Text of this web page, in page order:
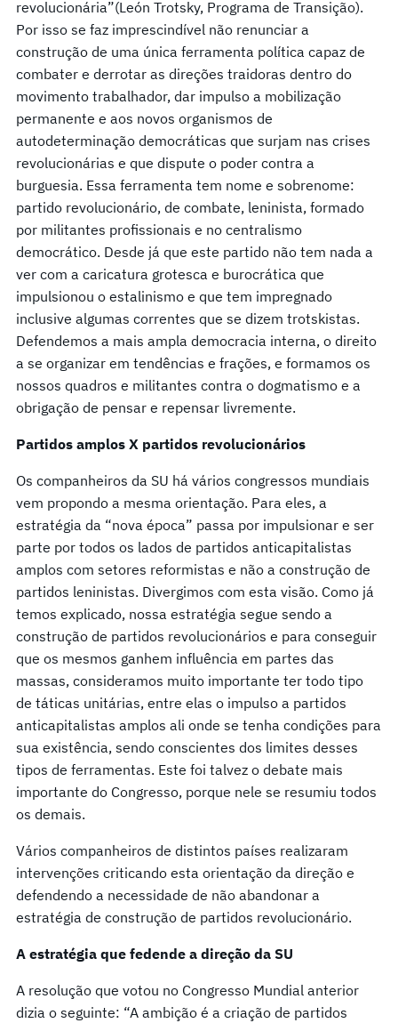
revolucionária”(León Trotsky, Programa de Transição).
Por isso se faz imprescindível não renunciar a
construção de uma única ferramenta política capaz de
combater e derrotar as direções traidoras dentro do
movimento trabalhador, dar impulso a mobilização
permanente e aos novos organismos de
autodeterminação democráticas que surjam nas crises
revolucionárias e que dispute o poder contra a
burguesia. Essa ferramenta tem nome e sobrenome:
partido revolucionário, de combate, leninista, formado
por militantes profissionais e no centralismo
democrático. Desde já que este partido não tem nada a
ver com a caricatura grotesca e burocrática que
impulsionou o estalinismo e que tem impregnado
inclusive algumas correntes que se dizem trotskistas.
Defendemos a mais ampla democracia interna, o direito
a se organizar em tendências e frações, e formamos os
nossos quadros e militantes contra o dogmatismo e a
obrigação de pensar e repensar livremente.
Partidos amplos X partidos revolucionários
Os companheiros da SU há vários congressos mundiais
vem propondo a mesma orientação. Para eles, a
estratégia da “nova época” passa por impulsionar e ser
parte por todos os lados de partidos anticapitalistas
amplos com setores reformistas e não a construção de
partidos leninistas. Divergimos com esta visão. Como já
temos explicado, nossa estratégia segue sendo a
construção de partidos revolucionários e para conseguir
que os mesmos ganhem influência em partes das
massas, consideramos muito importante ter todo tipo
de táticas unitárias, entre elas o impulso a partidos
anticapitalistas amplos ali onde se tenha condições para
sua existência, sendo conscientes dos limites desses
tipos de ferramentas. Este foi talvez o debate mais
importante do Congresso, porque nele se resumiu todos
os demais.
Vários companheiros de distintos países realizaram
intervenções criticando esta orientação da direção e
defendendo a necessidade de não abandonar a
estratégia de construção de partidos revolucionário.
A estratégia que fedende a direção da SU
A resolução que votou no Congresso Mundial anterior
dizia o seguinte: “A ambição é a criação de partidos